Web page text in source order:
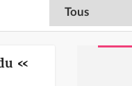
«